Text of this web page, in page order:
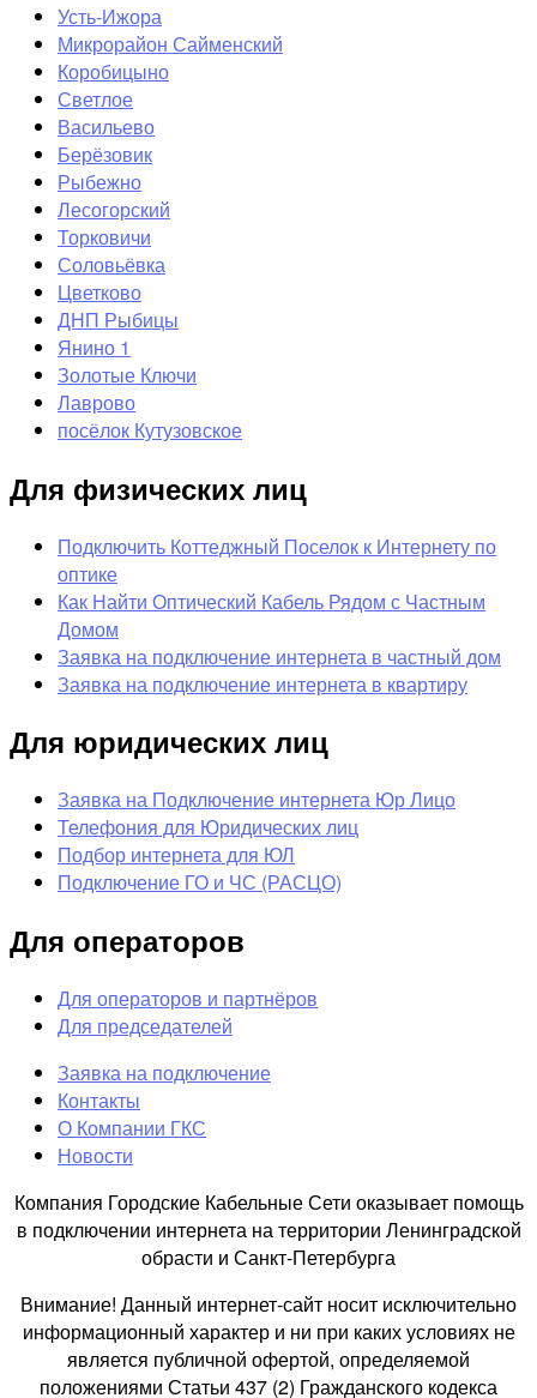
Усть-Ижора
Микрорайон Сайменский
Коробицыно
Светлое
Васильево
Берёзовик
Рыбежно
Лесогорский
Торковичи
Соловьёвка
Цветково
ДНП Рыбицы
Янино 1
Золотые Ключи
Лаврово
посёлок Кутузовское
Для физических лиц
Подключить Коттеджный Поселок к Интернету по
оптике
Как Найти Оптический Кабель Рядом с Частным
Домом
Заявка на подключение интернета в частный дом
Заявка на подключение интернета в квартиру
Для юридических лиц
Заявка на Подключение интернета Юр Лицо
Телефония для Юридических лиц
Подбор интернета для ЮЛ
Подключение ГО и ЧС (РАСЦО)
Для операторов
Для операторов и партнёров
Для председателей
Заявка на подключение
Контакты
О Компании ГКС
Новости
Компания Городские Кабельные Сети оказывает помощь
в подключении интернета на территории Ленинградской
обрасти и Санкт-Петербурга
Внимание! Данный интернет-сайт носит исключительно
информационный характер и ни при каких условиях не
является публичной офертой, определяемой
положениями Статьи 437 (2) Гражданского кодекса